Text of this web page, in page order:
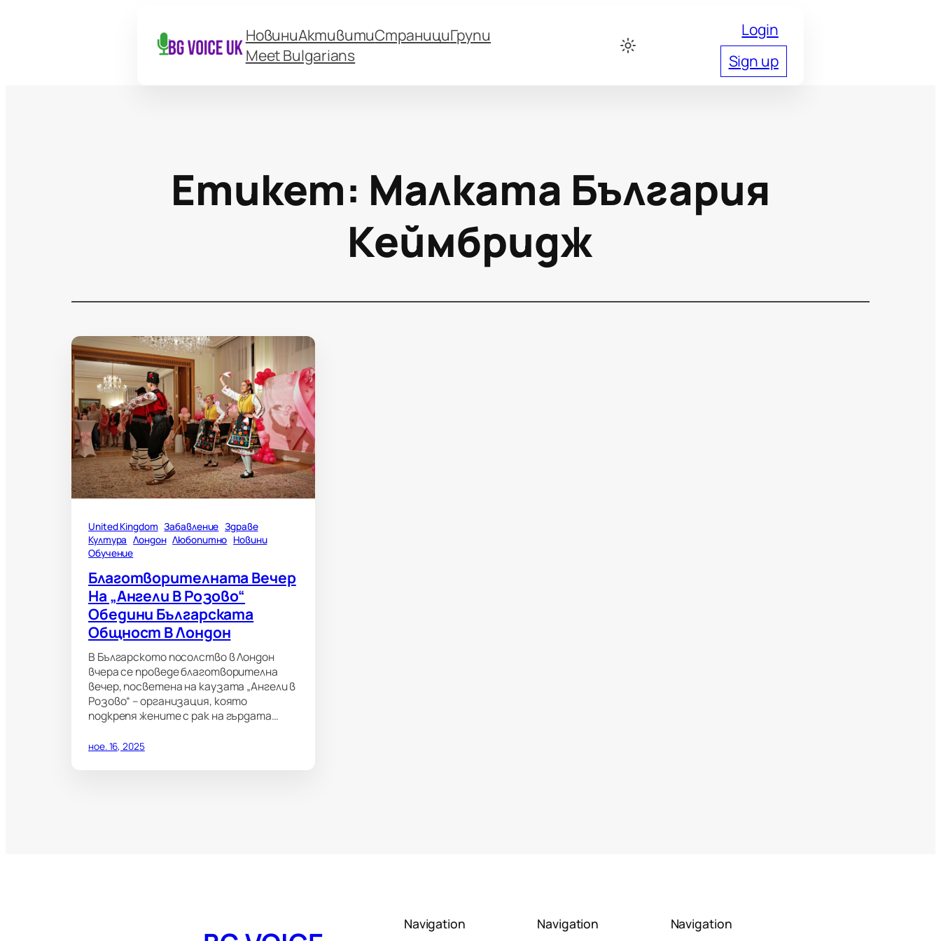
НовиниАктивитиСтранициГрупи
Meet Bulgarians
Login
Sign up
Етикет: Малката България
Кеймбридж
United Kingdom Забавление Здраве
Култура Лондон Любопитно Новини
Обучение
Благотворителната Вечер
На „Ангели В Розово“
Обедини Българската
Общност В Лондон
В Българското посолство в Лондон
вчера се проведе благотворителна
вечер, посветена на каузата „Ангели в
Розово“ – организация, която
подкрепя жените с рак на гърдата…
ное. 16, 2025
Navigation Navigation Navigation